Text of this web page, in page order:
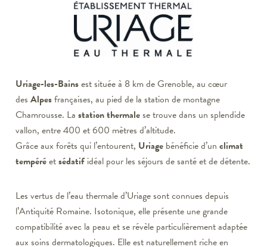
Uriage-les-Bainsest située à 8 km de Grenoble, au cœur
des Alpesfrançaises, au pied de la station de montagne
Chamrousse. La station thermalese trouve dans un splendide
vallon, entre 400 et 600 mètres d’altitude.
Grâce aux forêts qui l’entourent, Uriage bénéficie d’un climat
tempéréetsédatif idéal pour les séjours de santé et de détente.
Les vertus de l’eau thermale d’Uriage sont connues depuis
l’Antiquité Romaine. Isotonique, elle présente une grande
compatibilité avec la peau et se révèle particulièrement adaptée
aux soins dermatologiques. Elle est naturellement riche en